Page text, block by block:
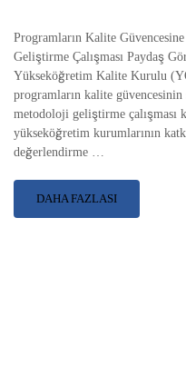
Programların Kalite
Geliştirme Çalışması Paydaş
Yükseköğretim Kalite Kurulu
programların kalite
metodoloji geliştirme çalışması
yükseköğretim kurumlarının
değerlendirme …
DAHA FAZLASI